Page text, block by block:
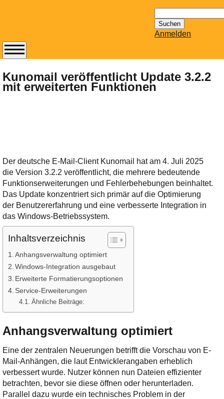
nach:
Anmelden
Kunomail veröffentlicht Update 3.2.2
mit erweiterten Funktionen
Der deutsche E-Mail-Client Kunomail hat am 4. Juli 2025
die Version 3.2.2 veröffentlicht, die mehrere bedeutende
Funktionserweiterungen und Fehlerbehebungen beinhaltet.
Das Update konzentriert sich primär auf die Optimierung
der Benutzererfahrung und eine verbesserte Integration in
das Windows-Betriebssystem.
Inhaltsverzeichnis
Anhangsverwaltung optimiert
Windows-Integration ausgebaut
Erweiterte Formatierungsoptionen
Service-Erweiterungen
Ähnliche Beiträge:
Anhangsverwaltung optimiert
Eine der zentralen Neuerungen betrifft die Vorschau von E-
Mail-Anhängen, die laut Entwicklerangaben erheblich
verbessert wurde. Nutzer können nun Dateien effizienter
betrachten, bevor sie diese öffnen oder herunterladen.
Parallel dazu wurde ein technisches Problem in der
Abonnieren Sie den
14-tägig
erscheinenden
bereithält!
Wie z.B. Outlook,
GMail, Thunderbird
oder auch
KuNoMail, usw.
Ihre E-Mail
Adresse:
E-Mail
E-Mail bestätigen